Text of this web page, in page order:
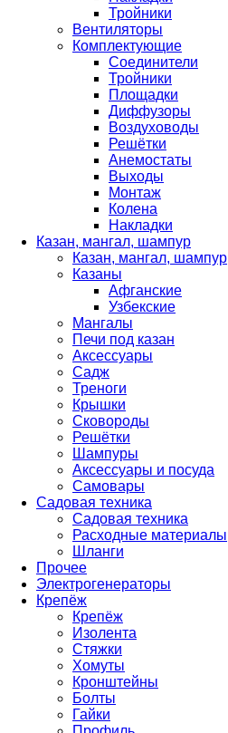
Тройники
Вентиляторы
Комплектующие
Соединители
Тройники
Площадки
Диффузоры
Воздуховоды
Решётки
Анемостаты
Выходы
Монтаж
Колена
Накладки
Казан, мангал, шампур
Казан, мангал, шампур
Казаны
Афганские
Узбекские
Мангалы
Печи под казан
Аксессуары
Садж
Треноги
Крышки
Сковороды
Решётки
Шампуры
Аксессуары и посуда
Самовары
Садовая техника
Садовая техника
Расходные материалы
Шланги
Прочее
Электрогенераторы
Крепёж
Крепёж
Изолента
Стяжки
Хомуты
Кронштейны
Болты
Гайки